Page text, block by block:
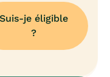
Suis-je éligible
?